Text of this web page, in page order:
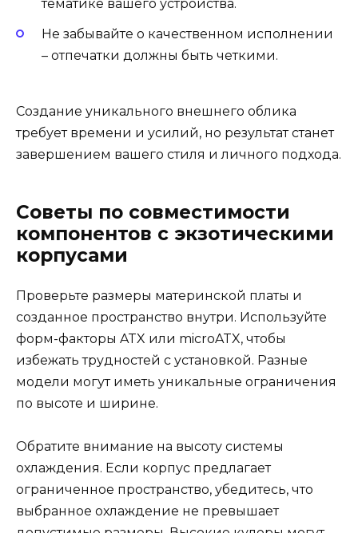
тематике вашего устройства.
Не забывайте о качественном исполнении
– отпечатки должны быть четкими.
Создание уникального внешнего облика
требует времени и усилий, но результат станет
завершением вашего стиля и личного подхода.
Советы по совместимости
компонентов с экзотическими
корпусами
Проверьте размеры материнской платы и
созданное пространство внутри. Используйте
форм-факторы ATX или microATX, чтобы
избежать трудностей с установкой. Разные
модели могут иметь уникальные ограничения
по высоте и ширине.
Обратите внимание на высоту системы
охлаждения. Если корпус предлагает
ограниченное пространство, убедитесь, что
выбранное охлаждение не превышает